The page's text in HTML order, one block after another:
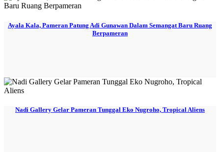
Ayala Kala, Pameran Patung Adi Gunawan Dalam Semangat Baru Ruang
Berpameran
Nadi Gallery Gelar Pameran Tunggal Eko Nugroho, Tropical Aliens